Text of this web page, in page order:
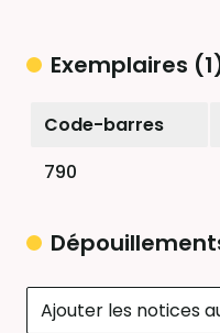
Exemplaires
Liste des exemplaires
Code-barres
790
Ajouter les notices